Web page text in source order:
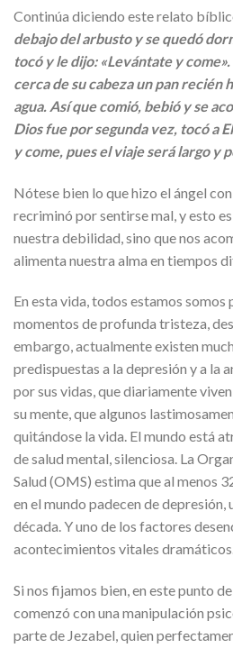
Continúa diciendo este relato
debajo del arbusto y se quedó
tocó y le dijo: «Levántate y
cerca de su cabeza un pan recién
agua. Así que comió, bebió y se
Dios fue por segunda vez, tocó a
y come, pues el viaje será largo y
Nótese bien lo que hizo el ángel
recriminó por sentirse mal, y esto
nuestra debilidad, sino que nos
alimenta nuestra alma en tiempos
En esta vida, todos estamos somos
momentos de profunda tristeza,
embargo, actualmente existen
predispuestas a la depresión y a la
por sus vidas, que diariamente
su mente, que algunos
quitándose la vida. El mundo está
de salud mental, silenciosa. La
Salud (OMS) estima que al menos
en el mundo padecen de depresión,
década. Y uno de los factores
acontecimientos vitales
Si nos fijamos bien, en este punto
comenzó con una manipulación
parte de Jezabel, quien